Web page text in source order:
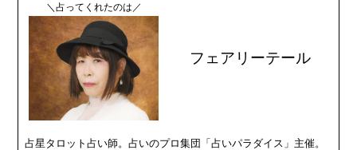
＼占ってくれたのは／
フェアリーテール
占星タロット占い師。占いのプロ集団「占いパラダイス」主催。